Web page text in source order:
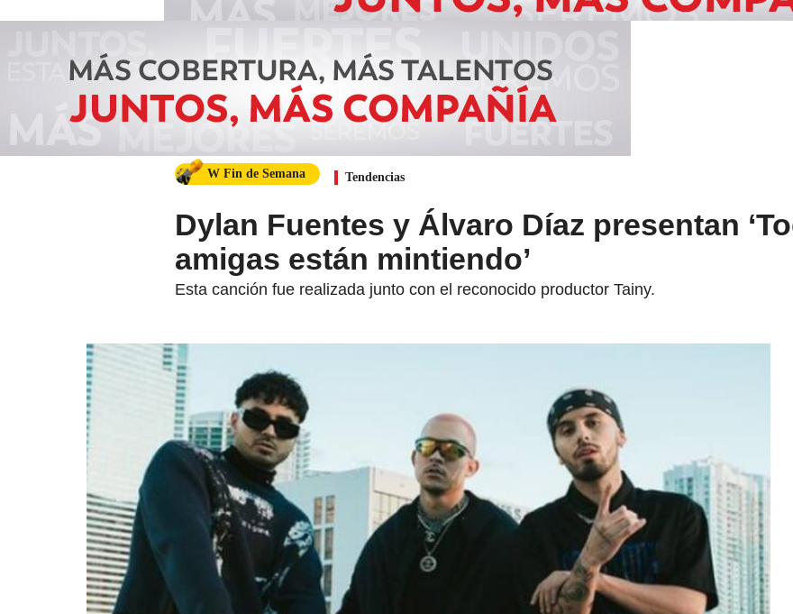
W Fin de Semana Tendencias
Dylan Fuentes y Álvaro Díaz presentan
amigas están mintiendo’
Esta canción fue realizada junto con el reconocido productor Tainy.